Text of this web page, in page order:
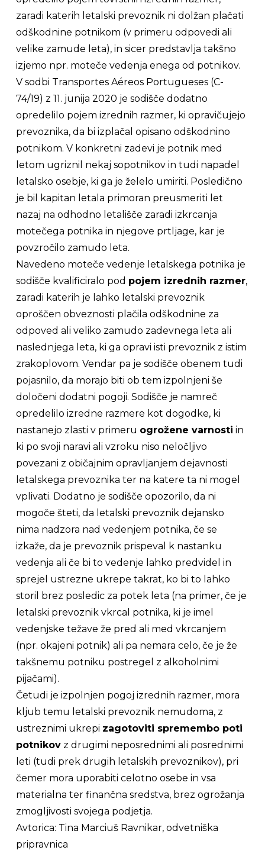
zaradi katerih letalski prevoznik ni dolžan plačati
odškodnine potnikom (v primeru odpovedi ali
velike zamude leta), in sicer predstavlja takšno
izjemo npr. moteče vedenja enega od potnikov.
V sodbi Transportes Aéreos Portugueses (C-
74/19) z 11. junija 2020 je sodišče dodatno
opredelilo pojem izrednih razmer, ki opravičujejo
prevoznika, da bi izplačal opisano odškodnino
potnikom. V konkretni zadevi je potnik med
letom ugriznil nekaj sopotnikov in tudi napadel
letalsko osebje, ki ga je želelo umiriti. Posledično
je bil kapitan letala primoran preusmeriti let
nazaj na odhodno letališče zaradi izkrcanja
motečega potnika in njegove prtljage, kar je
povzročilo zamudo leta.
Navedeno moteče vedenje letalskega potnika je
sodišče kvalificiralo pod pojem izrednih razmer,
zaradi katerih je lahko letalski prevoznik
oproščen obveznosti plačila odškodnine za
odpoved ali veliko zamudo zadevnega leta ali
naslednjega leta, ki ga opravi isti prevoznik z istim
zrakoplovom. Vendar pa je sodišče obenem tudi
pojasnilo, da morajo biti ob tem izpolnjeni še
določeni dodatni pogoji. Sodišče je namreč
opredelilo izredne razmere kot dogodke, ki
nastanejo zlasti v primeru ogrožene varnosti in
ki po svoji naravi ali vzroku niso neločljivo
povezani z običajnim opravljanjem dejavnosti
letalskega prevoznika ter na katere ta ni mogel
vplivati. Dodatno je sodišče opozorilo, da ni
mogoče šteti, da letalski prevoznik dejansko
nima nadzora nad vedenjem potnika, če se
izkaže, da je prevoznik prispeval k nastanku
vedenja ali če bi to vedenje lahko predvidel in
sprejel ustrezne ukrepe takrat, ko bi to lahko
storil brez posledic za potek leta (na primer, če je
letalski prevoznik vkrcal potnika, ki je imel
vedenjske težave že pred ali med vkrcanjem
(npr. okajeni potnik) ali pa nemara celo, če je že
takšnemu potniku postregel z alkoholnimi
pijačami).
Četudi je izpolnjen pogoj izrednih razmer, mora
kljub temu letalski prevoznik nemudoma, z
ustreznimi ukrepi zagotoviti spremembo poti
potnikovz drugimi neposrednimi ali posrednimi
leti (tudi prek drugih letalskih prevoznikov), pri
čemer mora uporabiti celotno osebe in vsa
materialna ter finančna sredstva, brez ogrožanja
zmogljivosti svojega podjetja.
Avtorica: Tina Marciuš Ravnikar, odvetniška
pripravnica